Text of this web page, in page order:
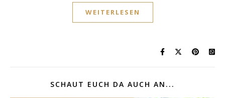
WEITERLESEN
SCHAUT EUCH DA AUCH AN...